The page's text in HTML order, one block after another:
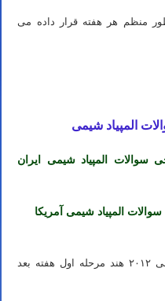
منظم هر هفته قرار داده می
المپیاد شیمی
سوالات المپیاد شیمی ایران
المپیاد شیمی آمریکا
پاسخنامه تشریحی سوالات المپیاد شیمی ۲۰۱۲ هند مرحله اول هفته بعد